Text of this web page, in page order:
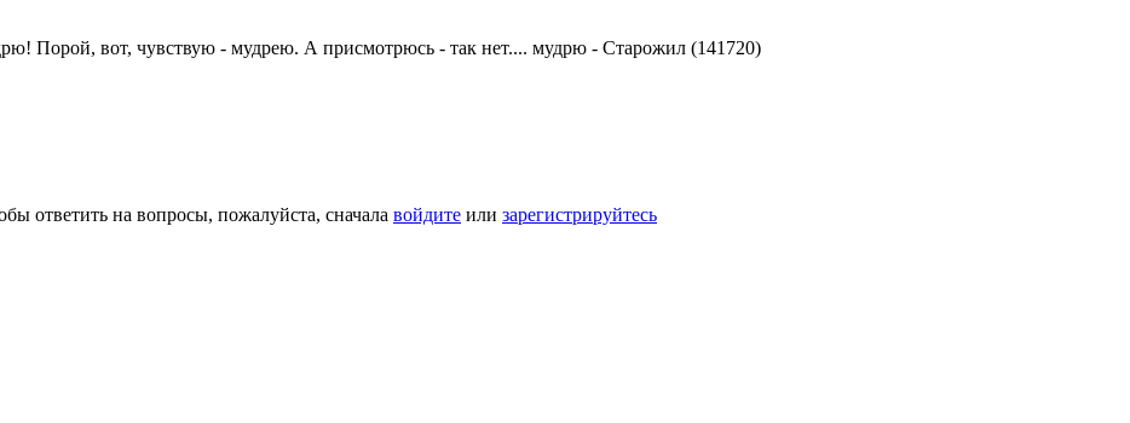
Порой, вот, чувствую - мудрею. А присмотрюсь - так нет.... мудрю - Старожил (141720)
ответить на вопросы, пожалуйста, сначала войдите или зарегистрируйтесь